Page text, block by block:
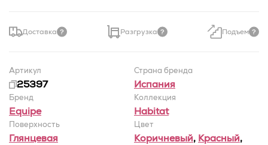
Доставка Разгрузка Подъем
Артикул
25397
Страна бренда
Испания
Бренд
Equipe
Коллекция
Habitat
Поверхность
Глянцевая
Цвет
Коричневый, Красный,